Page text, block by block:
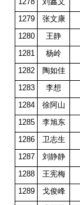
1279
张文康
1280
王静
1281
杨岭
1282
陶如佳
1283
李想
1284
徐阿山
1285
李旭东
1286
卫志生
1287
刘静静
1288
王宪梅
1289
戈俊峰